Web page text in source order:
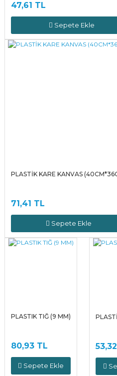
47,61 TL
Sepete Ekle
PLASTİK KARE KANVAS
71,41 TL
Sepete Ekle
PLASTIK TIĞ (9 MM)
80,93 TL
Sepete Ekle